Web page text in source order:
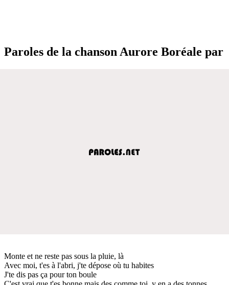
Paroles de la chanson Aurore Boréale par
Monte et ne reste pas sous la pluie, là
Avec moi, t'es à l'abri, j'te dépose où tu habites
J'te dis pas ça pour ton boule